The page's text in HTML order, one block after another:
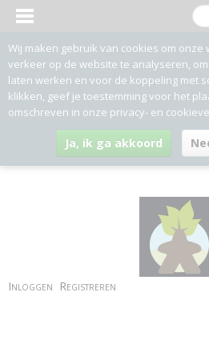
Inloggen Registreren
Wij maken gebruik van cookies om
verkeer op de website te analyseren,
laten werken en voor de koppeling met
klikken, geef je toestemming voor het
omschreven in onze privacy- en
Ja, ik ga akkoord